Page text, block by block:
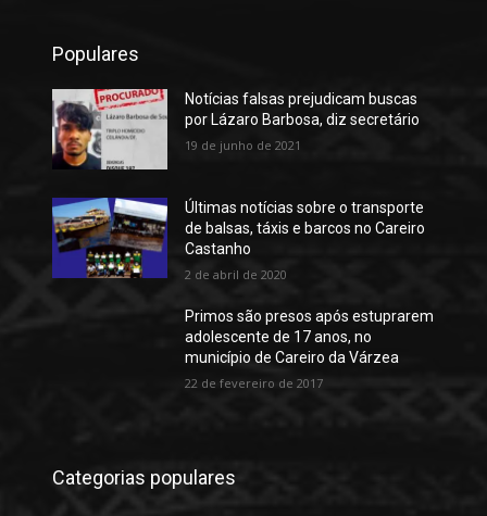
Populares
Notícias falsas prejudicam buscas
por Lázaro Barbosa, diz secretário
19 de junho de 2021
Últimas notícias sobre o transporte
de balsas, táxis e barcos no Careiro
Castanho
2 de abril de 2020
Primos são presos após estuprarem
adolescente de 17 anos, no
município de Careiro da Várzea
22 de fevereiro de 2017
Categorias populares